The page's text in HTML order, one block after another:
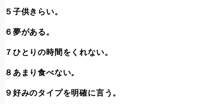
５子供きらい。
６夢がある。
７ひとりの時間をくれない。
８あまり食べない。
９好みのタイプを明確に言う。